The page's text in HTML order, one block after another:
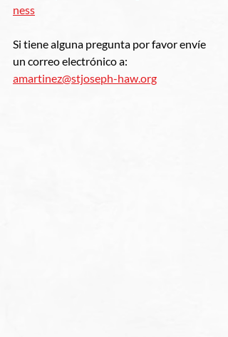
ness
Si tiene alguna pregunta por favor envíe
un correo electrónico a:
amartinez@stjoseph-haw.org